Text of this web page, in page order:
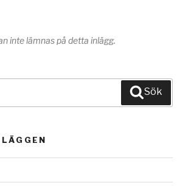
inte lämnas på detta inlägg.
Sök